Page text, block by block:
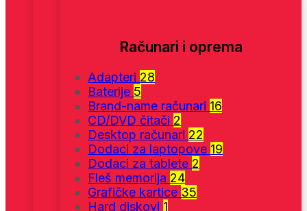
Računari i oprema
Adapteri 28
Baterije 5
Brand-name računari 16
CD/DVD čitači 2
Desktop računari 22
Dodaci za laptopove 19
Dodaci za tablete 2
Fleš memorija 24
Grafičke kartice 35
Hard diskovi 1